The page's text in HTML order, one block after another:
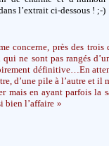
l’extrait ci-dessous ! ;-)
concerne, près des trois
qui ne sont pas rangés
définitive…En
d’une pile à l’autre et il
mais en ayant parfois la
bien l’affaire »